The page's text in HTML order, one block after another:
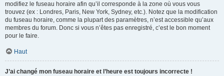
modifiez le fuseau horaire afin qu’il corresponde à la zone où vous vous
trouvez (ex : Londres, Paris, New York, Sydney, etc.). Notez que la modification
du fuseau horaire, comme la plupart des paramètres, n’est accessible qu’aux
membres du forum. Donc si vous n’êtes pas enregistré, c’est le bon moment
pour le faire.
Haut
J’ai changé mon fuseau horaire et l’heure est toujours incorrecte !